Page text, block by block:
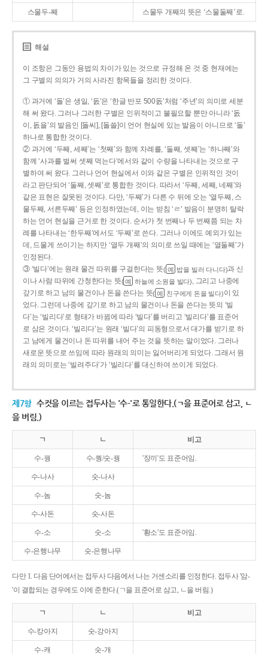
스물두-째 스물두 개째의 뜻은 ‘스물둘째’로.
해설
이 조항은 그동안 용법의 차이가 있는 것으로 규정해 온 것 중 현재에는
그 구별의 의의가 거의 사라진 항목들을 정리한 것이다.
① 과거에 ‘돌’은 생일, ‘돐’은 ‘한글 반포 500돐’처럼 ‘주년’의 의미로 세분
해 써 왔다. 그러나 그러한 구별은 인위적이고 불필요할 뿐만 아니라 ‘돐
이, 돐을’의 발음인 [돌씨], [돌쓸]이 언어 현실에 있는 발음이 아니므로 ‘돌’
하나로 통합한 것이다.
② 과거에 ‘두째, 세째’는 ‘첫째’와 함께 차례를, ‘둘째, 셋째’는 ‘하나째’와
함께 ‘사과를 벌써 셋째 먹는다’에서와 같이 수량을 나타내는 것으로 구
별하여 써 왔다. 그러나 언어 현실에서 이와 같은 구별은 인위적인 것이
라고 판단되어 ‘둘째, 셋째’로 통합한 것이다. 따라서 ‘두째, 세째, 네째’와
같은 표현은 잘못된 것이다. 다만, ‘두째’가 다른 수 뒤에 오는 ‘열두째, 스
물두째, 서른두째’ 등은 인정하였는데, 이는 받침 ‘ㄹ’ 발음이 분명히 탈락
하는 언어 현실을 근거로 한 것이다. 순서가 첫 번째나 두 번째쯤 되는 차
례를 나타내는 ‘한두째’에서도 ‘두째’로 쓴다. 그러나 이에도 예외가 있는
데, 드물게 쓰이기는 하지만 ‘열두 개째’의 의미로 쓰일 때에는 ‘열둘째’가
인정된다.
③ ‘빌다’에는 원래 물건 따위를 구걸한다는 뜻( 예 밥을 빌러 다니다)과 신
이나 사람 따위에 간청한다는 뜻( 예 하늘에 소원을 빌다), 그리고 나중에
갚기로 하고 남의 물건이나 돈을 쓴다는 뜻( 예 친구에게 돈을 빌다)이 있
었다. 그런데 나중에 갚기로 하고 남의 물건이나 돈을 쓴다는 뜻의 ‘빌
다’는 ‘빌리다’로 형태가 바뀜에 따라 ‘빌다’를 버리고 ‘빌리다’를 표준어
로 삼은 것이다. ‘빌리다’는 원래 ‘빌다’의 피동형으로서 대가를 받기로 하
고 남에게 물건이나 돈 따위를 내어 주는 것을 뜻하는 말이었다. 그러나
새로운 뜻으로 쓰임에 따라 원래의 의미는 잃어버리게 되었다. 그래서 원
래의 의미로는 ‘빌려주다’가 ‘빌리다’를 대신하여 쓰이게 되었다.
제7항 수컷을 이르는 접두사는 '수-'로 통일한다.(ㄱ을 표준어로 삼고, ㄴ
을 버림.)
ㄱ ㄴ 비고
수-꿩 수-퀑/숫-꿩 '장끼'도 표준어임.
수-나사 숫-나사
수-놈 숫-놈
수-사돈 숫-사돈
수-소 숫-소 '황소'도 표준어임.
수-은행나무 숫-은행나무
다만 1. 다음 단어에서는 접두사 다음에서 나는 거센소리를 인정한다. 접두사 '암-
'이 결합되는 경우에도 이에 준한다.(ㄱ을 표준어로 삼고, ㄴ을 버림.)
ㄱ ㄴ 비고
수-캉아지 숫-강아지
수-캐 숫-개